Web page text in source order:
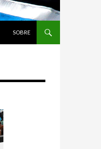
SOBRE